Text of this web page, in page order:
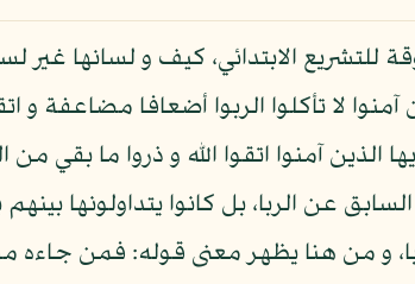
الابتدائي، كيف و لسانها غير
لا تأكلوا الربوا أضعافا مضاعفة و
يا أيها الذين آمنوا اتقوا الله و ذروا ما بقي
عن الربا، بل كانوا يتداولونها
و من هنا يظهر معنى قوله: فمن